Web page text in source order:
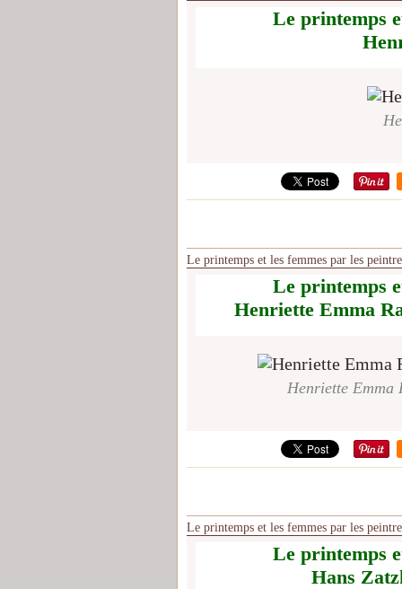
Le printemps
Le printemps et les femmes par les
Le printemps
Henriette Emma
Henriette Emma
Le printemps et les femmes par les
Le printemps
Hans